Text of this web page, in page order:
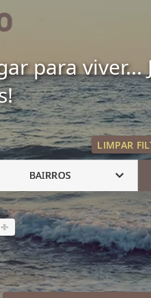
para
LIMPAR
BAIRROS
+